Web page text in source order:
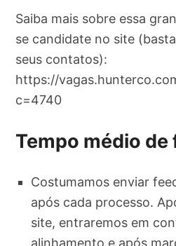
Saiba mais sobre essa
se candidate no site
seus contatos):
https://
c=4740
Tempo médio
Costumamos enviar
após cada processo.
site, entraremos em
alinhamento e após